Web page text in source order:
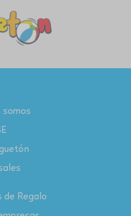
somos
de Regalo